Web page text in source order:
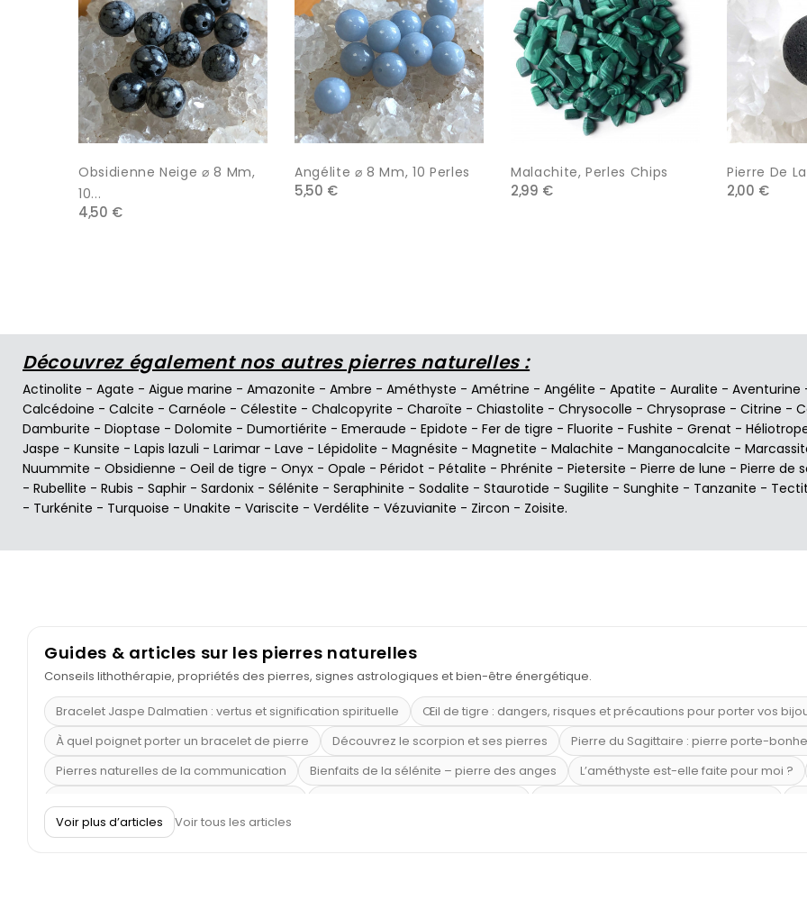
Obsidienne Neige ⌀ 8 Mm,
10...
4,50 €
Angélite ⌀ 8 Mm, 10 Perles
5,50 €
Malachite, Perles Chips
2,99 €
Pierre De
2,00 €
Découvrez également nos autres pierres naturelles :
Actinolite - Agate - Aigue marine - Amazonite - Ambre - Améthyste - Amétrine - Angélite - Apatite - Auralite - Aventurine
Calcédoine - Calcite - Carnéole - Célestite - Chalcopyrite - Charoïte - Chiastolite - Chrysocolle - Chrysoprase - Citrine -
Damburite - Dioptase - Dolomite - Dumortiérite - Emeraude - Epidote - Fer de tigre - Fluorite - Fushite - Grenat -
Jaspe - Kunsite - Lapis lazuli - Larimar - Lave - Lépidolite - Magnésite - Magnetite - Malachite - Manganocalcite -
Nuummite - Obsidienne - Oeil de tigre - Onyx - Opale - Péridot - Pétalite - Phrénite - Pietersite - Pierre de lune - Pierre de
- Rubellite - Rubis - Saphir - Sardonix - Sélénite - Seraphinite - Sodalite - Staurotide - Sugilite - Sunghite - Tanzanite -
- Turkénite - Turquoise - Unakite - Variscite - Verdélite - Vézuvianite - Zircon - Zoisite.
Guides & articles sur les pierres naturelles
Conseils lithothérapie, propriétés des pierres, signes astrologiques et bien-être énergétique.
Bracelet Jaspe Dalmatien : vertus et signification spirituelle
Œil de tigre : dangers, risques et précautions pour porter vos
À quel poignet porter un bracelet de pierre
Découvrez le scorpion et ses pierres
Pierre du Sagittaire : pierre porte-
Pierres naturelles de la communication
Bienfaits de la sélénite – pierre des anges
L’améthyste est-elle faite pour moi ?
Pierre de lave : propriétés et bienfaits
Voir plus d’articles Voir tous les articles